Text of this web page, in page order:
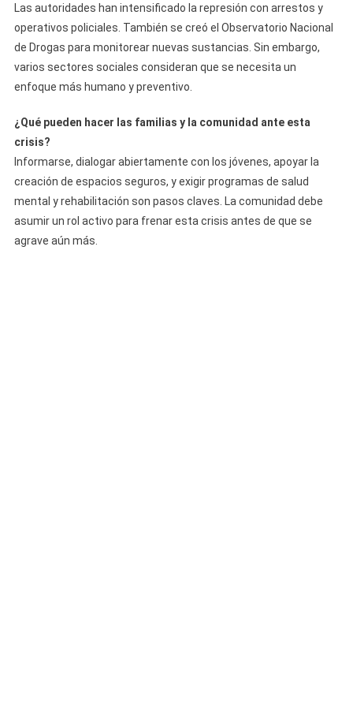
Las autoridades han intensificado la represión con arrestos y
operativos policiales. También se creó el Observatorio Nacional
de Drogas para monitorear nuevas sustancias. Sin embargo,
varios sectores sociales consideran que se necesita un
enfoque más humano y preventivo.
¿Qué pueden hacer las familias y la comunidad ante esta
crisis?
Informarse, dialogar abiertamente con los jóvenes, apoyar la
creación de espacios seguros, y exigir programas de salud
mental y rehabilitación son pasos claves. La comunidad debe
asumir un rol activo para frenar esta crisis antes de que se
agrave aún más.